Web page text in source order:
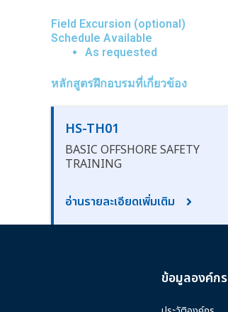
Field Excursion (optional)
Schedule Available
As requested
หลักสูตรฝึกอบรมที่เกี่ยวข้อง
HS-TH01
BASIC OFFSHORE SAFETY
TRAINING
อ่านรายละเอียดเพิ่มเติม
ข้อมูลองค์กร